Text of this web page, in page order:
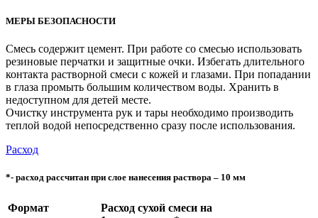
МЕРЫ БЕЗОПАСНОСТИ
Смесь содержит цемент. При работе со смесью использовать
резиновые перчатки и защитные очки. Избегать длительного
контакта растворной смеси с кожей и глазами. При попадании
в глаза промыть большим количеством воды. Хранить в
недоступном для детей месте.
Очистку инструмента рук и тары необходимо производить
теплой водой непосредственно сразу после использования.
Расход
*- расход рассчитан при слое нанесения раствора – 10 мм
Формат
Расход сухой смеси на